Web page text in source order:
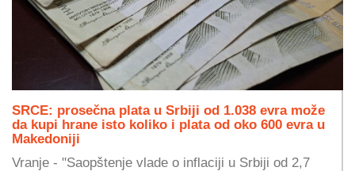
SRCE: prosečna plata u Srbiji od 1.038 evra može
da kupi hrane isto koliko i plata od oko 600 evra u
Makedoniji
Vranje - "Saopštenje vlade o inflaciji u Srbiji od 2,7